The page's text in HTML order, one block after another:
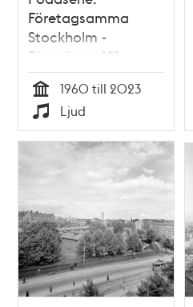
Företagsamma
Stockholm -
Ringvägen 121,
Varuautomat
Tid
1960 till 2023
Typ
Ljud